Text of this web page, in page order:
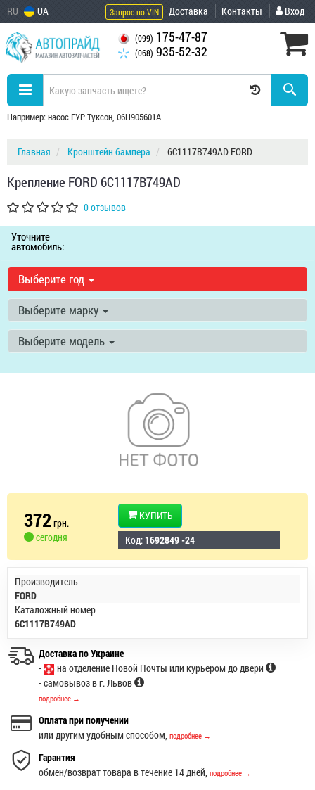
RU UA Запрос по VIN Доставка Контакты Вход
(099) 175-47-87
(068) 935-52-32
Например: насос ГУР Туксон, 06H905601A
Главная Кронштейн бампера 6C1117B749AD FORD
Крепление FORD 6C1117B749AD
0 отзывов
Уточните
автомобиль:
Выберите год
Выберите марку
Выберите модель
372грн.
сегодня
КУПИТЬ
Код: 1692849 -24
Производитель
FORD
Каталожный номер
6C1117B749AD
Доставка по Украине
-
на отделение Новой Почты или курьером до двери
- самовывоз в г. Львов
подробнее →
Оплата при получении
или другим удобным способом, подробнее →
Гарантия
обмен/возврат товара в течение 14 дней, подробнее →